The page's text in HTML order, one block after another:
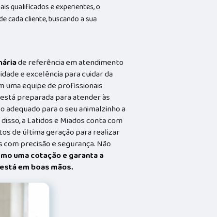
qualificados e experientes, o
cada cliente, buscando a sua
de referência em atendimento
e excelência para cuidar da
uma equipe de profissionais
preparada para atender às
para o seu animalzinho a
a Latidos e Miados conta com
de última geração para realizar
precisão e segurança. Não
uma cotação e garanta a
em boas mãos.